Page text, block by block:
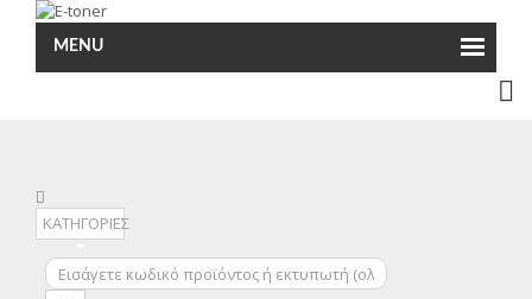
MENU
ΚΑΤΗΓΟΡΙΕΣ